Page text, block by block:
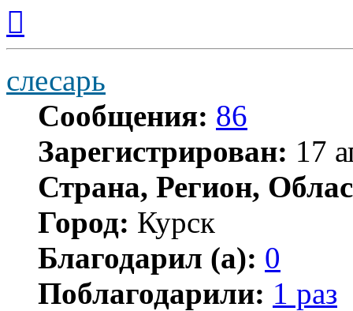
началу
слесарь
Сообщения: 86
Зарегистрирован: 17
Страна, Регион,
Город: Курск
Благодарил (а): 0
Поблагодарили: 1 раз